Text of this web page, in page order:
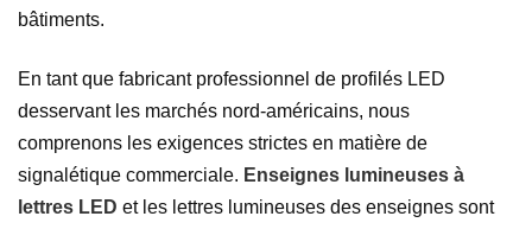
bâtiments.
En tant que fabricant professionnel de profilés LED
desservant les marchés nord-américains, nous
comprenons les exigences strictes en matière de
signalétique commerciale. Enseignes lumineuses à
lettres LED et les lettres lumineuses des enseignes sont